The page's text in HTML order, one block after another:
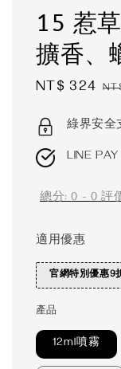
15 惹
擴香、
Sale
NT$ 324
綠界安全
LINE PAY
總分:0-0評
適用優惠
官網特別優惠9
產品
12ml噴霧